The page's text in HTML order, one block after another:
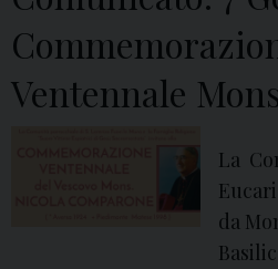
i
n
i
s
i
t
Ventennale
La
da